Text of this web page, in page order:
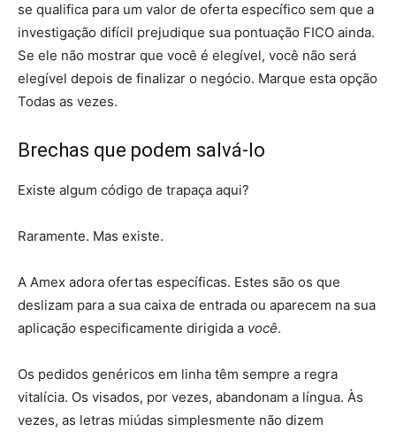
se qualifica para um valor de oferta específico sem que a
investigação difícil prejudique sua pontuação FICO ainda.
Se ele não mostrar que você é elegível, você não será
elegível depois de finalizar o negócio. Marque esta opção
Todas as vezes.
Brechas que podem salvá-lo
Existe algum código de trapaça aqui?
Raramente. Mas existe.
A Amex adora ofertas específicas. Estes são os que
deslizam para a sua caixa de entrada ou aparecem na sua
aplicação especificamente dirigida a você.
Os pedidos genéricos em linha têm sempre a regra
vitalícia. Os visados, por vezes, abandonam a língua. Às
vezes, as letras miúdas simplesmente não dizem